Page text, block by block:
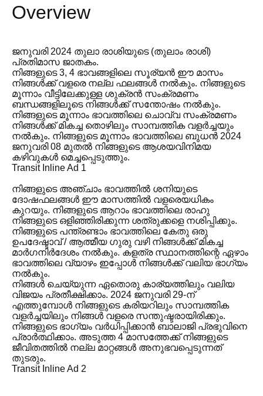
Overview
ജനുവരി 2024 തുലാ രാശിയുടെ (തുലാം രാശി)
പ്രതിമാസ ജാതകം.
നിങ്ങളുടെ 3, 4 ഭാവങ്ങളിലെ സൂര്യൻ ഈ മാസം
നിങ്ങൾക്ക് വളരെ നല്ല ഫലങ്ങൾ നൽകും. നിങ്ങളുടെ
മൂന്നാം വീട്ടിലേക്കുള്ള ശുക്രൻ സംക്രമണം
ബന്ധങ്ങളിലൂടെ നിങ്ങൾക്ക് സന്തോഷം നൽകും.
നിങ്ങളുടെ മൂന്നാം ഭാവത്തിലെ ചൊവ്വ സംക്രമണം
നിങ്ങൾക്ക് മികച്ച തൊഴിലും സാമ്പത്തിക വളർച്ചയും
നൽകും. നിങ്ങളുടെ മൂന്നാം ഭാവത്തിലെ ബുധൻ 2024
ജനുവരി 08 മുതൽ നിങ്ങളുടെ ആശയവിനിമയ
കഴിവുകൾ മെച്ചപ്പെടുത്തും.
Transit Inline Ad 1
നിങ്ങളുടെ അഞ്ചാം ഭാവത്തിൽ ശനിയുടെ
ദോഷഫലങ്ങൾ ഈ മാസത്തിൽ വളരെയധികം
കുറയും. നിങ്ങളുടെ ആറാം ഭാവത്തിലെ രാഹു
നിങ്ങളുടെ ഒളിഞ്ഞിരിക്കുന്ന ശത്രുക്കളെ നശിപ്പിക്കും.
നിങ്ങളുടെ പന്ത്രണ്ടാം ഭാവത്തിലെ കേതു ഒരു
ഉപദേഷ്ടാവ് / ആത്മീയ ഗുരു വഴി നിങ്ങൾക്ക് മികച്ച
മാർഗനിർദേശം നൽകും. കളത്ര സ്ഥാനത്തിന്റെ ഏഴാം
ഭാവത്തിലെ വ്യാഴം ഇപ്പോൾ നിങ്ങൾക്ക് വലിയ ഭാഗ്യം
നൽകും.
നിങ്ങൾ ചെയ്യുന്ന ഏതൊരു കാര്യത്തിലും വലിയ
വിജയം പ്രതീക്ഷിക്കാം. 2024 ജനുവരി 29-ന്
എത്തുമ്പോൾ നിങ്ങളുടെ കരിയറിലും സാമ്പത്തിക
വളർച്ചയിലും നിങ്ങൾ വളരെ സന്തുഷ്ടരായിരിക്കും.
നിങ്ങളുടെ ഭാഗ്യം വർധിപ്പിക്കാൻ ബാലാജി പ്രഭുവിനെ
പ്രാർത്ഥിക്കാം. അടുത്ത 4 മാസത്തേക്ക് നിങ്ങളുടെ
ജീവിതത്തിൽ നല്ല മാറ്റങ്ങൾ അനുഭവപ്പെടുന്നത്
തുടരും.
Transit Inline Ad 2